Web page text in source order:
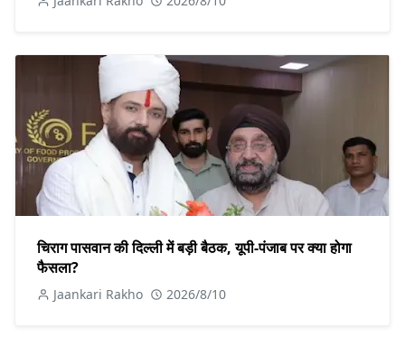
चिराग पासवान की दिल्ली में बड़ी बैठक, यूपी-पंजाब पर क्या होगा
फैसला?
Jaankari Rakho 2026/8/10